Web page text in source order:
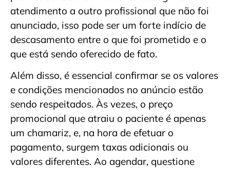
atendimento a outro profissional que não foi
anunciado, isso pode ser um forte indício de
descasamento entre o que foi prometido e o
que está sendo oferecido de fato.
Além disso, é essencial confirmar se os valores
e condições mencionados no anúncio estão
sendo respeitados. Às vezes, o preço
promocional que atraiu o paciente é apenas
um chamariz, e, na hora de efetuar o
pagamento, surgem taxas adicionais ou
valores diferentes. Ao agendar, questione